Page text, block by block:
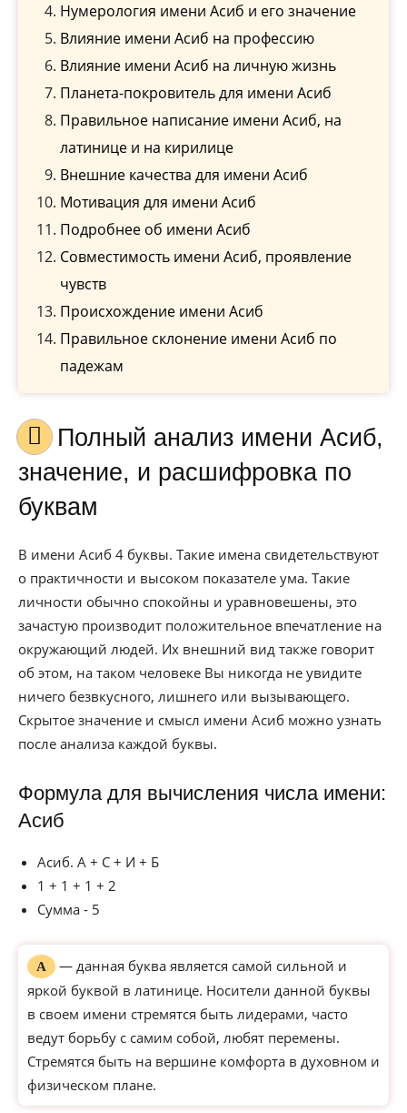
Нумерология имени Асиб и его значение
Влияние имени Асиб на профессию
Влияние имени Асиб на личную жизнь
Планета-покровитель для имени Асиб
Правильное написание имени Асиб, на
латинице и на кирилице
Внешние качества для имени Асиб
Мотивация для имени Асиб
Подробнее об имени Асиб
Совместимость имени Асиб, проявление
чувств
Происхождение имени Асиб
Правильное склонение имени Асиб по
падежам
Полный анализ имени Асиб,
значение, и расшифровка по
буквам
В имени Асиб 4 буквы. Такие имена свидетельствуют
о практичности и высоком показателе ума. Такие
личности обычно спокойны и уравновешены, это
зачастую производит положительное впечатление на
окружающий людей. Их внешний вид также говорит
об этом, на таком человеке Вы никогда не увидите
ничего безвкусного, лишнего или вызывающего.
Скрытое значение и смысл имени Асиб можно узнать
после анализа каждой буквы.
Формула для вычисления числа имени:
Асиб
Асиб. А + С + И + Б
1 + 1 + 1 + 2
Сумма - 5
А
— данная буква является самой сильной и
яркой буквой в латинице. Носители данной буквы
в своем имени стремятся быть лидерами, часто
ведут борьбу с самим собой, любят перемены.
Стремятся быть на вершине комфорта в духовном и
физическом плане.